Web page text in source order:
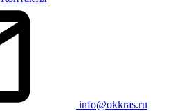
info@okkras.ru